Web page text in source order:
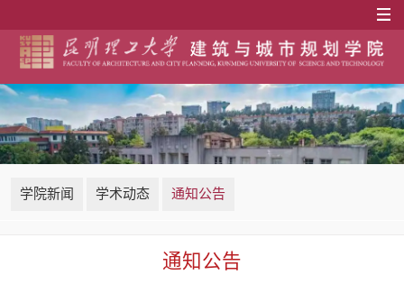
学院新闻 学术动态 通知公告
通知公告